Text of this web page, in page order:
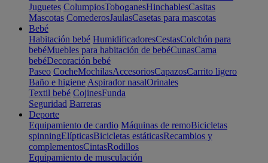
Juguetes ColumpiosToboganesHinchablesCasitas
Mascotas ComederosJaulasCasetas para mascotas
Bebé
Habitación bebé HumidificadoresCestasColchón para
bebéMuebles para habitación de bebéCunasCama
bebéDecoración bebé
Paseo CocheMochilasAccesoriosCapazosCarrito ligero
Baño e higiene Aspirador nasalOrinales
Textil bebé CojinesFunda
Seguridad Barreras
Deporte
Equipamiento de cardio Máquinas de remoBicicletas
spinningElípticasBicicletas estáticasRecambios y
complementosCintasRodillos
Equipamiento de musculación